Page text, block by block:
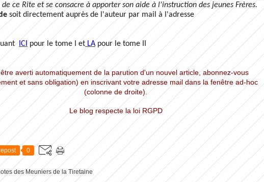
ce Rite et se consacre à apporter son aide à l'instruction des jeunes Frères.
soit directement auprès de l'auteur par mail à l'adresse
ICI pour le tome I et LA pour le tome II
averti automatiquement de la parution d'un nouvel article, abonnez-vous
et sans obligation) en inscrivant votre adresse mail dans la fenêtre ad-hoc
(colonne de droite).
Le blog respecte la loi RGPD
0
des Meuniers de la Tiretaine